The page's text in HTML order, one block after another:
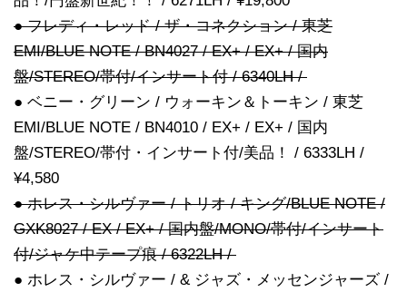
● フレディ・レッド / ザ・コネクション / 東芝
EMI/BLUE NOTE / BN4027 / EX+ / EX+ / 国内
盤/STEREO/帯付/インサート付 / 6340LH /
● ベニー・グリーン / ウォーキン＆トーキン / 東芝
EMI/BLUE NOTE / BN4010 / EX+ / EX+ / 国内
盤/STEREO/帯付・インサート付/美品！ / 6333LH /
¥4,580
● ホレス・シルヴァー / トリオ / キング/BLUE NOTE /
GXK8027 / EX / EX+ / 国内盤/MONO/帯付/インサート
付/ジャケ中テープ痕 / 6322LH /
● ホレス・シルヴァー / & ジャズ・メッセンジャーズ /